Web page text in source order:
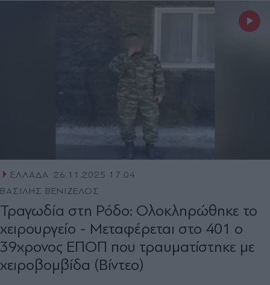
ΕΛΛΑΔΑ 26.11.2025 17:04
ΒΑΣΙΛΗΣ ΒΕΝΙΖΕΛΟΣ
Τραγωδία στη Ρόδο: Ολοκληρώθηκε το
χειρουργείο - Μεταφέρεται στο 401 ο
39χρονος ΕΠΟΠ που τραυματίστηκε με
χειροβομβίδα (Βίντεο)